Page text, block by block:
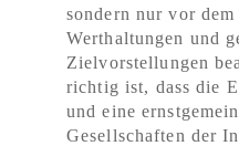
sondern nur vor
Werthaltungen und
Zielvorstellungen
richtig ist, dass die
und eine
Gesellschaften der